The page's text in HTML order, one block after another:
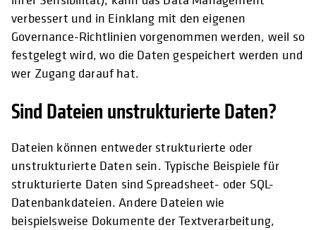
verbessert und in Einklang mit den eigenen
Governance-Richtlinien vorgenommen werden, weil so
festgelegt wird, wo die Daten gespeichert werden und
wer Zugang darauf hat.
Sind Dateien unstrukturierte Daten?
Dateien können entweder strukturierte oder
unstrukturierte Daten sein. Typische Beispiele für
strukturierte Daten sind Spreadsheet- oder SQL-
Datenbankdateien. Andere Dateien wie
beispielsweise Dokumente der Textverarbeitung,